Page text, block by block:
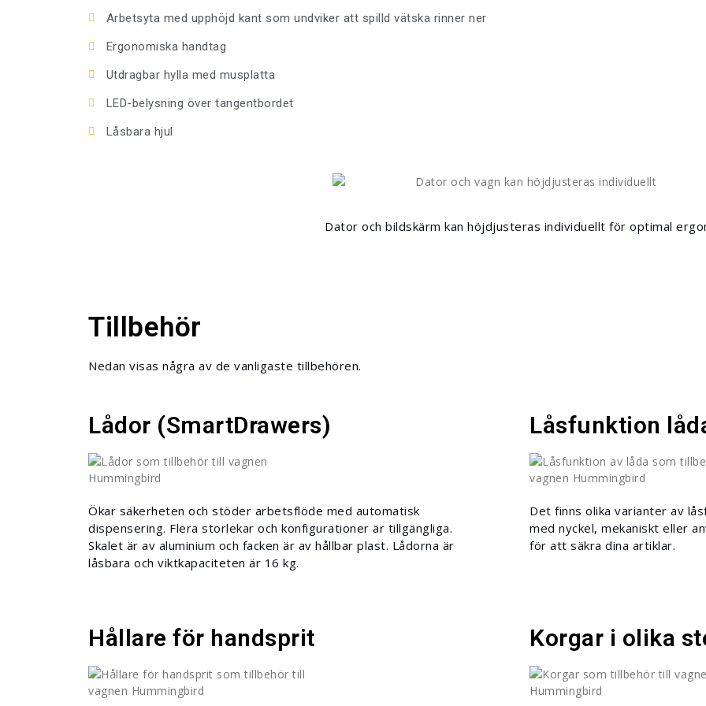
Arbetsyta med upphöjd kant som undviker att spilld vätska rinner ner
Ergonomiska handtag
Utdragbar hylla med musplatta
LED-belysning över tangentbordet
Låsbara hjul
Dator och bildskärm kan höjdjusteras individuellt för optimal
Tillbehör
Nedan visas några av de vanligaste tillbehören.
Lådor (SmartDrawers)
Ökar säkerheten och stöder arbetsflöde med automatisk
dispensering. Flera storlekar och konfigurationer är tillgängliga.
Skalet är av aluminium och facken är av hållbar plast. Lådorna är
låsbara och viktkapaciteten är 16 kg.
Låsfunktion
Det finns olika varianter av
med nyckel, mekaniskt eller
för att säkra dina artiklar.
Hållare för handsprit Korgar i olika